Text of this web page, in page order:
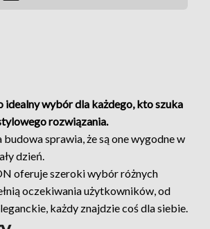
wybór dla każdego, kto szuka
rozwiązania.
budowa sprawia, że są one wygodne w
dzień.
oferuje szeroki wybór różnych
oczekiwania użytkowników, od
każdy znajdzie coś dla siebie.